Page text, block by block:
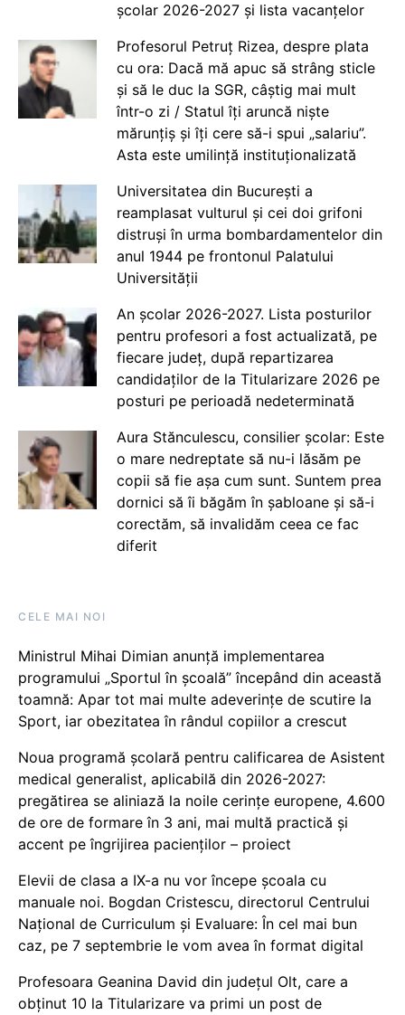
școlar 2026-2027 și lista vacanțelor
Profesorul Petruț Rizea, despre plata
cu ora: Dacă mă apuc să strâng sticle
și să le duc la SGR, câștig mai mult
într-o zi / Statul îți aruncă niște
mărunțiș și îți cere să-i spui „salariu”.
Asta este umilință instituționalizată
Universitatea din București a
reamplasat vulturul și cei doi grifoni
distruși în urma bombardamentelor din
anul 1944 pe frontonul Palatului
Universității
An școlar 2026-2027. Lista posturilor
pentru profesori a fost actualizată, pe
fiecare județ, după repartizarea
candidaților de la Titularizare 2026 pe
posturi pe perioadă nedeterminată
Aura Stănculescu, consilier școlar: Este
o mare nedreptate să nu-i lăsăm pe
copii să fie așa cum sunt. Suntem prea
dornici să îi băgăm în șabloane și să-i
corectăm, să invalidăm ceea ce fac
diferit
CELE MAI NOI
Ministrul Mihai Dimian anunță implementarea
programului „Sportul în școală” începând din această
toamnă: Apar tot mai multe adeverințe de scutire la
Sport, iar obezitatea în rândul copiilor a crescut
Noua programă școlară pentru calificarea de Asistent
medical generalist, aplicabilă din 2026-2027:
pregătirea se aliniază la noile cerințe europene, 4.600
de ore de formare în 3 ani, mai multă practică și
accent pe îngrijirea pacienților – proiect
Elevii de clasa a IX-a nu vor începe școala cu
manuale noi. Bogdan Cristescu, directorul Centrului
Național de Curriculum și Evaluare: În cel mai bun
caz, pe 7 septembrie le vom avea în format digital
Profesoara Geanina David din județul Olt, care a
obținut 10 la Titularizare va primi un post de